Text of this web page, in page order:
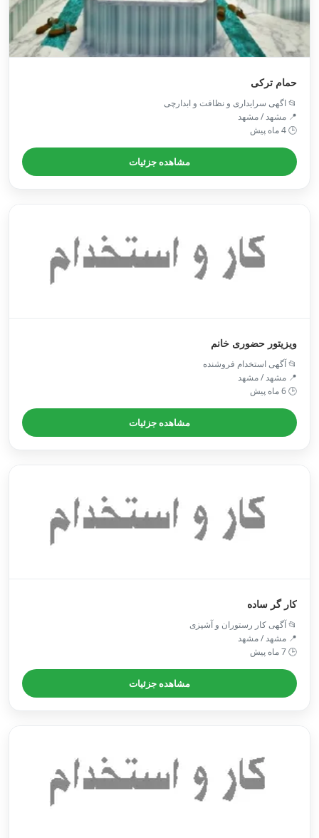
حمام ترکی
📂 اگهی سرایداری و نظافت و ابدارچی
📍 مشهد / مشهد
🕒 4 ماه پیش
مشاهده جزئیات
ویزیتور حضوری خانم
📂 آگهی استخدام فروشنده
📍 مشهد / مشهد
🕒 6 ماه پیش
مشاهده جزئیات
کار گر ساده
📂 آگهی کار رستوران و آشپزی
📍 مشهد / مشهد
🕒 7 ماه پیش
مشاهده جزئیات